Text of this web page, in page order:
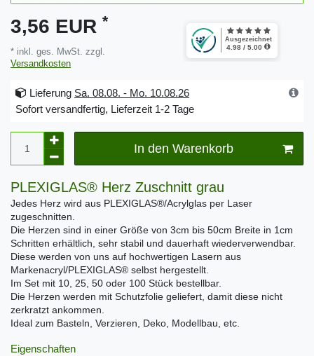
3,56 EUR *
* inkl. ges. MwSt. zzgl.
Versandkosten
Lieferung Sa. 08.08. - Mo. 10.08.26
Sofort versandfertig, Lieferzeit 1-2 Tage
In den Warenkorb
PLEXIGLAS® Herz Zuschnitt grau
Jedes Herz wird aus PLEXIGLAS®/Acrylglas per Laser
zugeschnitten.
Die Herzen sind in einer Größe von 3cm bis 50cm Breite in 1cm
Schritten erhältlich, sehr stabil und dauerhaft wiederverwendbar.
Diese werden von uns auf hochwertigen Lasern aus
Markenacryl/PLEXIGLAS® selbst hergestellt.
Im Set mit 10, 25, 50 oder 100 Stück bestellbar.
Die Herzen werden mit Schutzfolie geliefert, damit diese nicht
zerkratzt ankommen.
Ideal zum Basteln, Verzieren, Deko, Modellbau, etc.
Eigenschaften